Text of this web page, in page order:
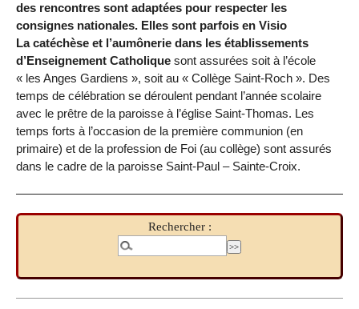
des rencontres sont adaptées pour respecter les
consignes nationales. Elles sont parfois en Visio
La catéchèse et l’aumônerie dans les établissements
d’Enseignement Catholique sont assurées soit à l’école
« les Anges Gardiens », soit au « Collège Saint-Roch ». Des
temps de célébration se déroulent pendant l’année scolaire
avec le prêtre de la paroisse à l’église Saint-Thomas. Les
temps forts à l’occasion de la première communion (en
primaire) et de la profession de Foi (au collège) sont assurés
dans le cadre de la paroisse Saint-Paul – Sainte-Croix.
Rechercher :